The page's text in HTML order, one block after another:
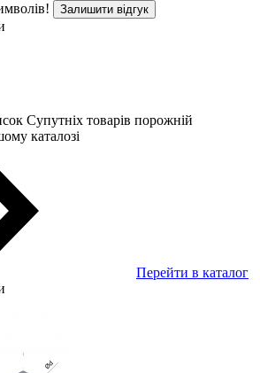
Залишити відгук
Супутніх товарів порожній
каталозі
Перейти в каталог